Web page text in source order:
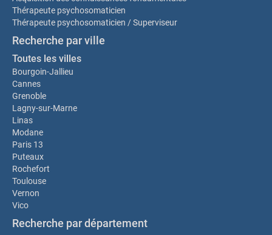
Thérapeute psychosomaticien
Thérapeute psychosomaticien / Superviseur
Recherche par ville
Toutes les villes
Bourgoin-Jallieu
Cannes
Grenoble
Lagny-sur-Marne
Linas
Modane
Paris 13
Puteaux
Rochefort
Toulouse
Vernon
Vico
Recherche par département